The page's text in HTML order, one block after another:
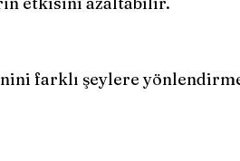
farklı şeylere